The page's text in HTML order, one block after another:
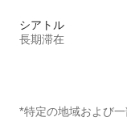
シアトル
長期滞在
*特定の地域および